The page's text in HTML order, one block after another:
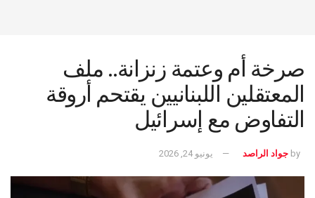
صرخة أم وعتمة زنزانة.. ملف
المعتقلين اللبنانيين يقتحم أروقة
التفاوض مع إسرائيل
by جواد الراصد يونيو 24, 2026